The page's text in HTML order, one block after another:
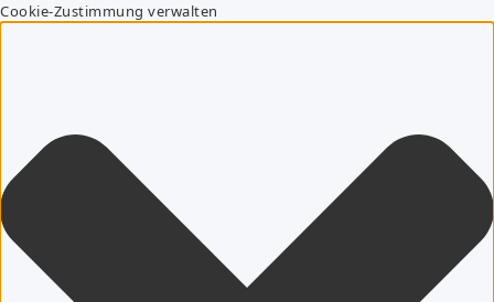
Cookie-Zustimmung verwalten